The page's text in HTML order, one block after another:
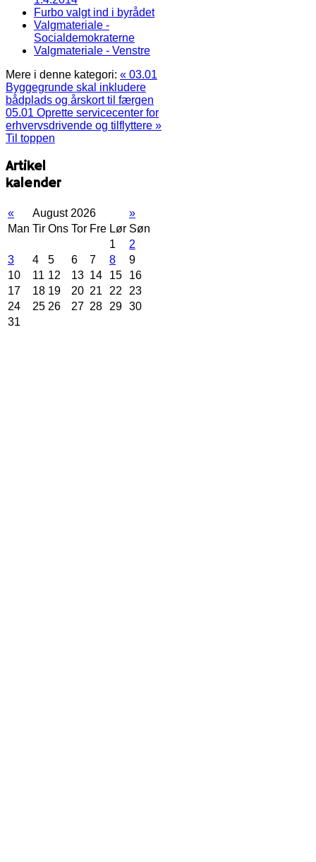
Furbo valgt ind i byrådet
Valgmateriale -
Socialdemokraterne
Valgmateriale - Venstre
Mere i denne kategori: « 03.01
Byggegrunde skal inkludere
bådplads og årskort til færgen
05.01 Oprette servicecenter for
erhvervsdrivende og tilflyttere »
Til toppen
Artikel
kalender
« August 2026
»
Man Tir Ons Tor Fre Lør Søn
1
2
3
4 5 6 7 8
9
10
11 12 13 14 15
16
17
18 19 20 21 22
23
24
25 26 27 28 29 30
31